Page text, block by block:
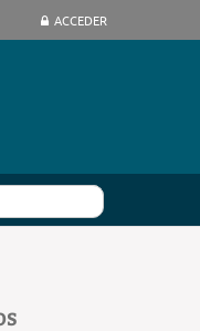
ACCEDER